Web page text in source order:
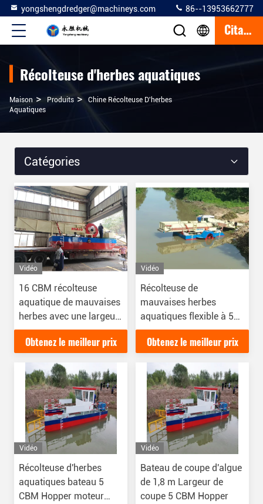
yongshengdredger@machineys.com 86--13953662777
Citation
Récolteuse d'herbes aquatiques
Maison > Produits >
Chine Récolteuse D'herbes
Aquatiques
Catégories
Vidéo
16 CBM récolteuse
aquatique de mauvaises
herbes avec une largeur
de coupe de 2,1 m
Obtenez le meilleur prix
Vidéo
Récolteuse de
mauvaises herbes
aquatiques flexible à 5
km/h avec une tige à 2
sections pour couper
Obtenez le meilleur prix
Vidéo
Récolteuse d'herbes
aquatiques bateau 5
CBM Hopper moteur
Vidéo
Bateau de coupe d'algue
de 1,8 m Largeur de
coupe 5 CBM Hopper